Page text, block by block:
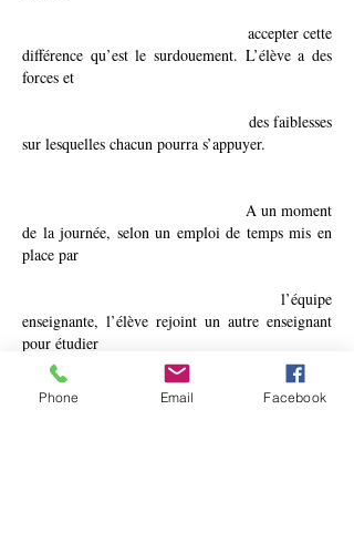
accepter cette
différence qu’est le surdouement. L’élève a des
forces et
des faiblesses
sur lesquelles chacun pourra s’appuyer.
A un moment
de la journée, selon un emploi de temps mis en
place par
l’équipe
enseignante, l’élève rejoint un autre enseignant
pour étudier
différemment
la langue française et les mathématiques.
Phone Email Facebook